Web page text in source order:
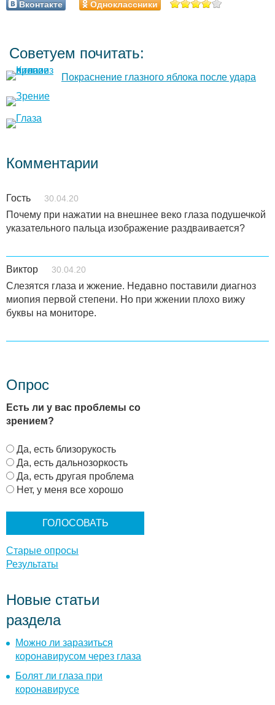
Вконтакте Одноклассники
Советуем почитать:
Покраснение глазного яблока после удара
Комментарии
Гость 30.04.20
Почему при нажатии на внешнее веко глаза подушечкой
указательного пальца изображение раздваивается?
Виктор 30.04.20
Слезятся глаза и жжение. Недавно поставили диагноз
миопия первой степени. Но при жжении плохо вижу
буквы на мониторе.
Опрос
Есть ли у вас проблемы со
зрением?
В
а
р
и
Да, есть близорукость
Да, есть дальнозоркость
Да, есть другая проблема
Нет, у меня все хорошо
Старые опросы
Результаты
Новые статьи
раздела
Можно ли заразиться
коронавирусом через глаза
Болят ли глаза при
коронавирусе